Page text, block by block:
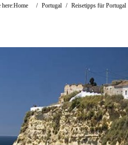
here:Home / Portugal / Reisetipps für Portugal